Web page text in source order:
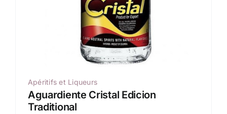
Apéritifs et Liqueurs
Aguardiente Cristal Edicion
Traditional